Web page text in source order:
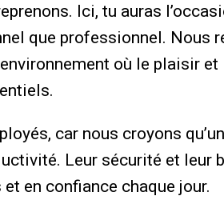
Ici, tu auras
que professionnel. Nous
où le plaisir et
car nous croyons
Leur sécurité et leur
en confiance chaque jour.